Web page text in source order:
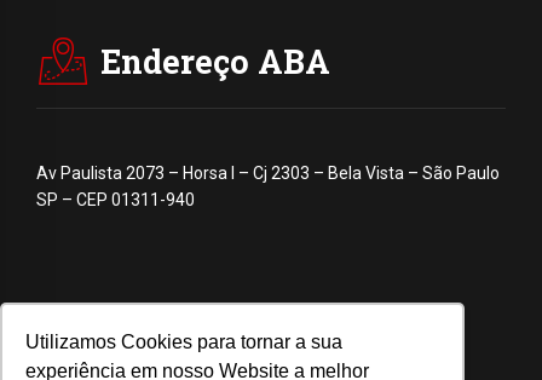
Utilizamos Cookies para tornar a sua
experiência em nosso Website a melhor
Endereço ABA
Av Paulista 2073 – Horsa I – Cj 2303 – Bela Vista – São Paulo
SP – CEP 01311-940